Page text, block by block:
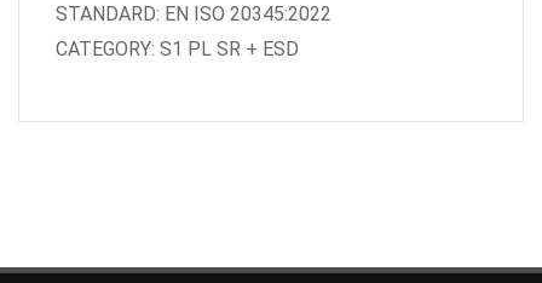
STANDARD: EN ISO 20345:2022
CATEGORY: S1 PL SR + ESD